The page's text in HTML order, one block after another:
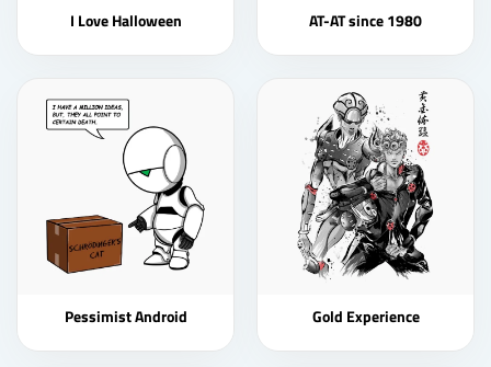
I Love Halloween AT-AT since 1980
Pessimist Android Gold Experience